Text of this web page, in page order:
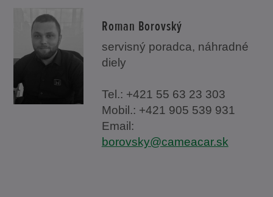
Roman Borovský
servisný poradca, náhradné
diely
Tel.: +421 55 63 23 303
Mobil.: +421 905 539 931
Email:
borovsky@cameacar.sk